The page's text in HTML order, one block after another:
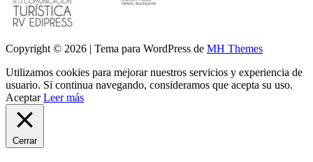
Copyright © 2026 | Tema para WordPress de MH Themes
Utilizamos cookies para mejorar nuestros servicios y experiencia de
usuario. Si continua navegando, consideramos que acepta su uso.
Aceptar Leer más
Cerrar